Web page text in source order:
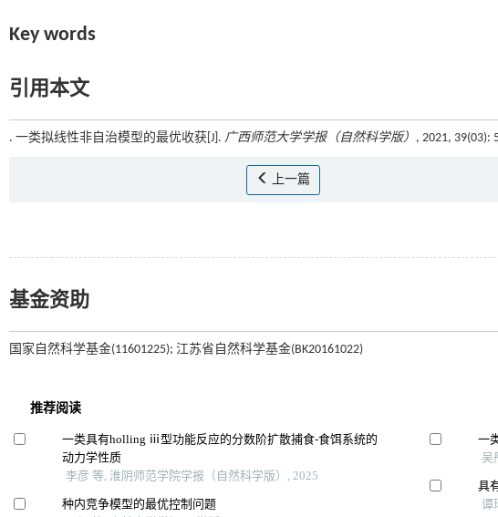
Key words
引用本文
. 一类拟线性非自治模型的最优收获[J]. 广西师范大学学报（自然科学版） , 2021, 39(03):
上一篇
基金资助
国家自然科学基金(11601225); 江苏省自然科学基金(BK20161022)